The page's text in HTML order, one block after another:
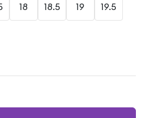
18 18.5 19 19.5